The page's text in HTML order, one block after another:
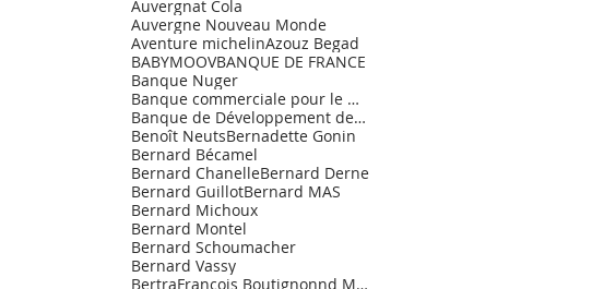
Auvergnat Cola
Auvergne Nouveau Monde
Aventure michelinAzouz Begad
BABYMOOVBANQUE DE FRANCE
Banque Nuger
Banque commerciale pour le Marché de l'Entrepr
Banque de Développement des PME
Benoît NeutsBernadette Gonin
Bernard Bécamel
Bernard ChanelleBernard Derne
Bernard GuillotBernard MAS
Bernard Michoux
Bernard Montel
Bernard Schoumacher
Bernard Vassy
BertraFrançois Boutignonnd Maurice